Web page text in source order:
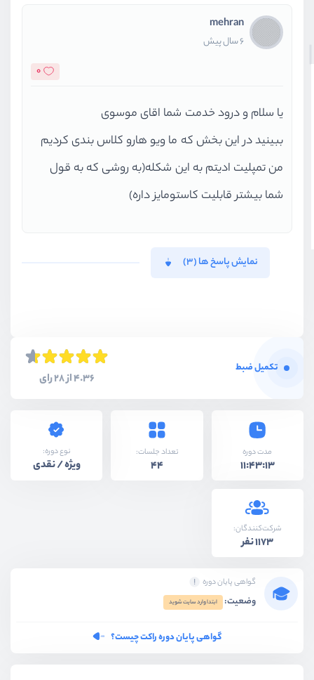
mehran
6 سال پیش
0
یا سلام و درود خدمت شما اقای موسوی
ببینید در این بخش که ما ویو هارو کلاس بندی کردیم
من تمپلیت ادیتم به این شکله(به روشی که به قول
شما بیشتر قابلیت کاستومایز داره)
نمایش پاسخ ها (3)
تکمیل ضبط
4.36 از 28 رای
مدت دوره
11:43:13
تعداد جلسات:
44
نوع دوره:
ویژه / نقدی
شرکت‌کنندگان:
1173 نفر
گواهی پایان دوره
وضعیت: ابتدا وارد سایت شوید
گواهی پایان دوره راکت چیست؟